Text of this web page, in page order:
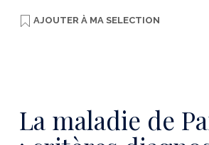
AJOUTER À MA SELECTION
La maladie de